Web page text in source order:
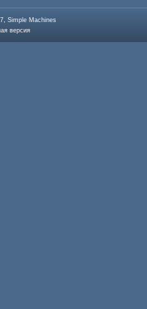
, Simple Machines
версия